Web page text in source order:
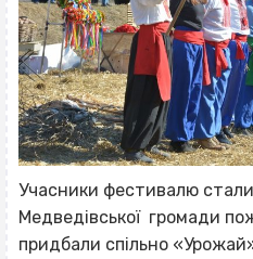
Учасники фестивалю
Медведівської громади
придбали спільно